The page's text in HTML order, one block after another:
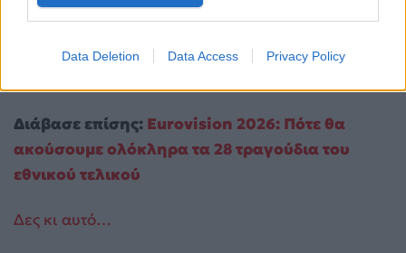
Data Deletion Data Access Privacy Policy
Διάβασε επίσης: Eurovision 2026: Πότε θα
ακούσουμε ολόκληρα τα 28 τραγούδια του
εθνικού τελικού
Δες κι αυτό…